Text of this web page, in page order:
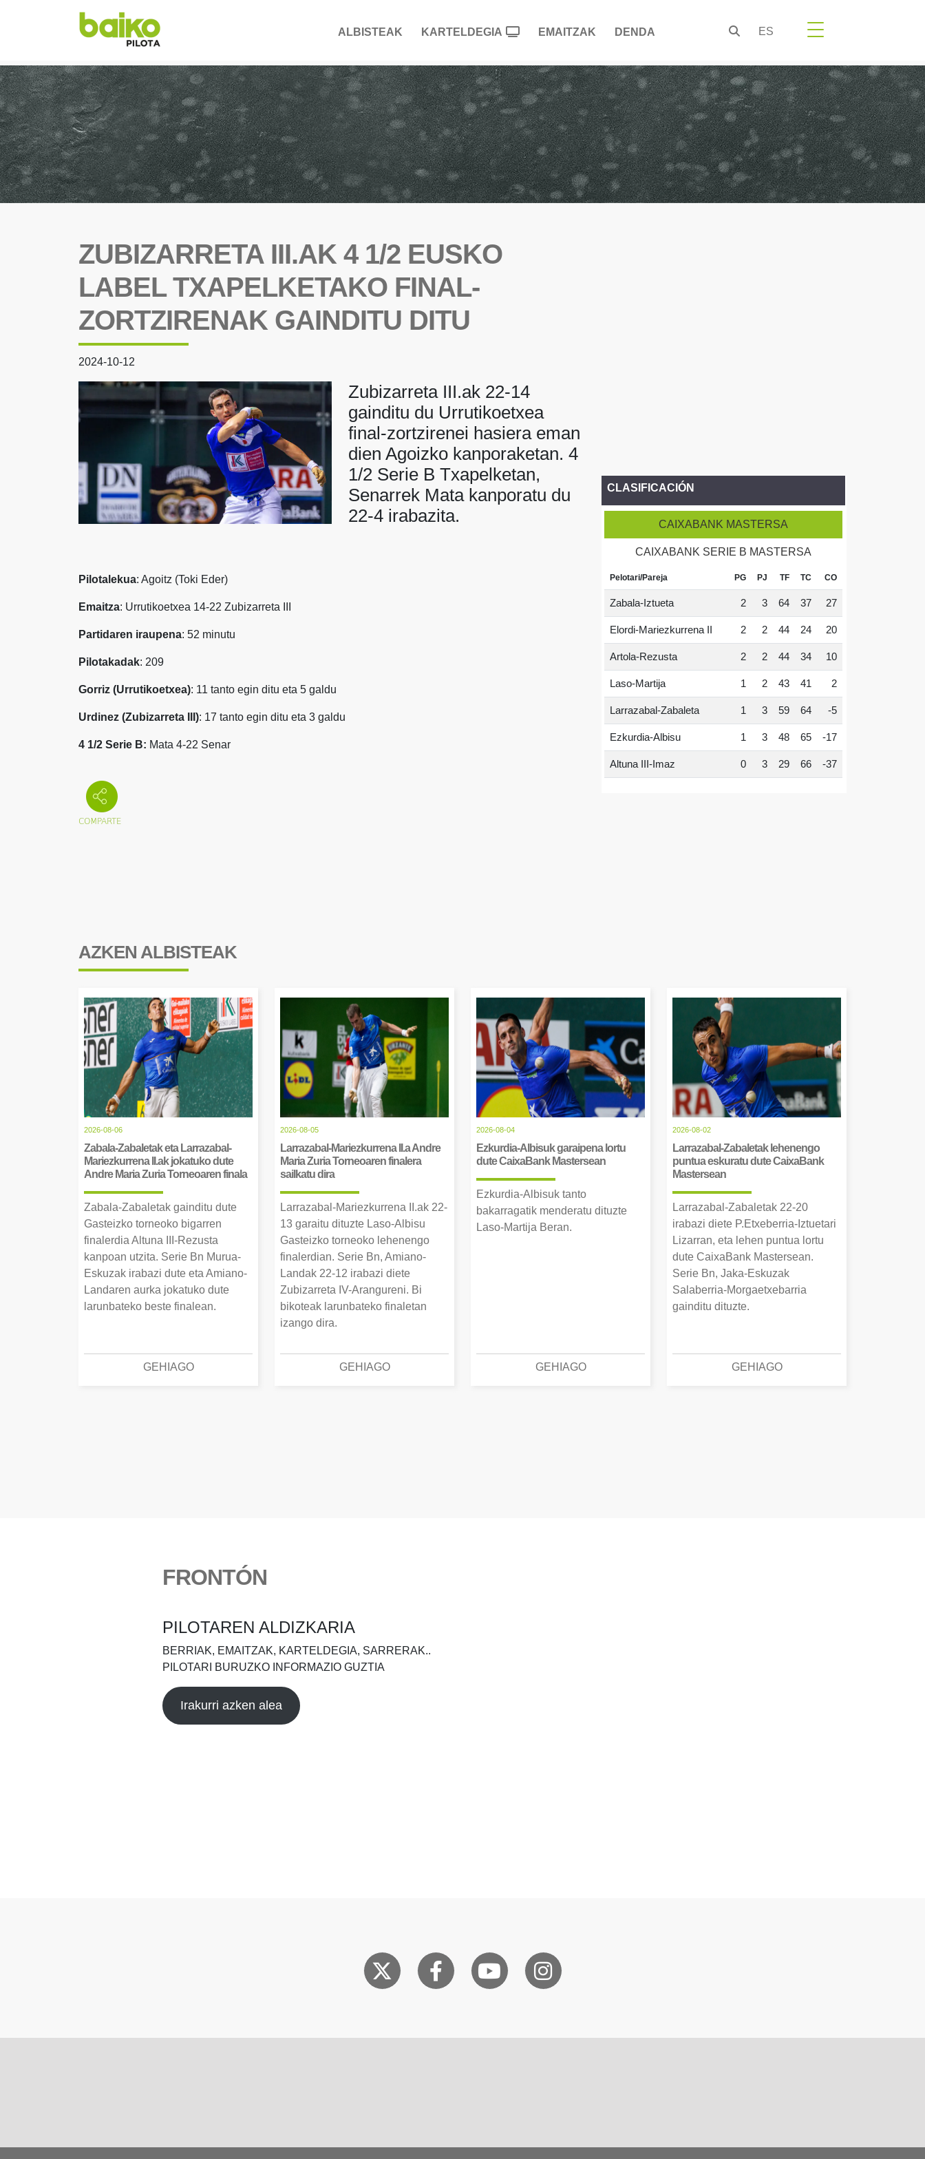
ALBISTEAK KARTELDEGIA EMAITZAK DENDA ES
ZUBIZARRETA III.AK 4 1/2 EUSKO
LABEL TXAPELKETAKO FINAL-
ZORTZIRENAK GAINDITU DITU
2024-10-12
Zubizarreta III.ak 22-14
gainditu du Urrutikoetxea
final-zortzirenei hasiera eman
dien Agoizko kanporaketan. 4
1/2 Serie B Txapelketan,
Senarrek Mata kanporatu du
22-4 irabazita.
Pilotalekua: Agoitz (Toki Eder)
Emaitza: Urrutikoetxea 14-22 Zubizarreta III
Partidaren iraupena: 52 minutu
Pilotakadak: 209
Gorriz (Urrutikoetxea): 11 tanto egin ditu eta 5 galdu
Urdinez (Zubizarreta III): 17 tanto egin ditu eta 3 galdu
4 1/2 Serie B: Mata 4-22 Senar
CLASIFICACIÓN
CAIXABANK MASTERSA
CAIXABANK SERIE B MASTERSA
Pelotari/Pareja PG PJ TF TC CO
Zabala-Iztueta 2 3 64 37 27
Elordi-Mariezkurrena II 2 2 44 24 20
Artola-Rezusta 2 2 44 34 10
Laso-Martija 1 2 43 41 2
Larrazabal-Zabaleta 1 3 59 64 -5
Ezkurdia-Albisu 1 3 48 65 -17
Altuna III-Imaz 0 3 29 66 -37
AZKEN ALBISTEAK
2026-08-06
Zabala-Zabaletak eta Larrazabal-
Mariezkurrena II.ak jokatuko dute
Andre Maria Zuria Torneoaren finala
Zabala-Zabaletak gainditu dute
Gasteizko torneoko bigarren
finalerdia Altuna III-Rezusta
kanpoan utzita. Serie Bn Murua-
Eskuzak irabazi dute eta Amiano-
Landaren aurka jokatuko dute
larunbateko beste finalean.
GEHIAGO
2026-08-05
Larrazabal-Mariezkurrena II.a Andre
Maria Zuria Torneoaren finalera
sailkatu dira
Larrazabal-Mariezkurrena II.ak 22-
13 garaitu dituzte Laso-Albisu
Gasteizko torneoko lehenengo
finalerdian. Serie Bn, Amiano-
Landak 22-12 irabazi diete
Zubizarreta IV-Arangureni. Bi
bikoteak larunbateko finaletan
izango dira.
GEHIAGO
2026-08-04
Ezkurdia-Albisuk garaipena lortu
dute CaixaBank Mastersean
Ezkurdia-Albisuk tanto
bakarragatik menderatu dituzte
Laso-Martija Beran.
GEHIAGO
2026-08-02
Larrazabal-Zabaletak lehenengo
puntua eskuratu dute CaixaBank
Mastersean
Larrazabal-Zabaletak 22-20
irabazi diete P.Etxeberria-Iztuetari
Lizarran, eta lehen puntua lortu
dute CaixaBank Mastersean.
Serie Bn, Jaka-Eskuzak
Salaberria-Morgaetxebarria
gainditu dituzte.
GEHIAGO
FRONTÓN
PILOTAREN ALDIZKARIA
BERRIAK, EMAITZAK, KARTELDEGIA, SARRERAK..
PILOTARI BURUZKO INFORMAZIO GUZTIA
Irakurri azken alea